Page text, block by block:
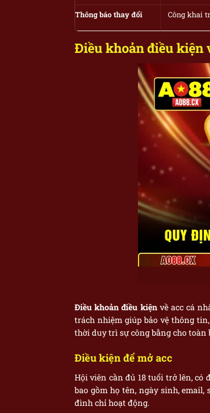
Thông báo thay đổi Công khai
Điều khoản điều kiện
Điều khoản điều kiện về acc cá
trách nhiệm giúp bảo vệ thông
thời duy trì sự công bằng cho
Điều kiện để mở acc
Hội viên cần đủ 18 tuổi trở lên,
bao gồm họ tên, ngày sinh,
đình chỉ hoạt động.